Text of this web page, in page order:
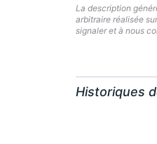
La description
arbitraire réalisée
signaler et à nous
Historiques